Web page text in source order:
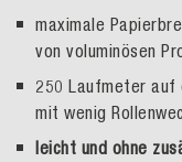
maximale
von voluminösen
250 Laufmeter
mit wenig
leicht und ohne